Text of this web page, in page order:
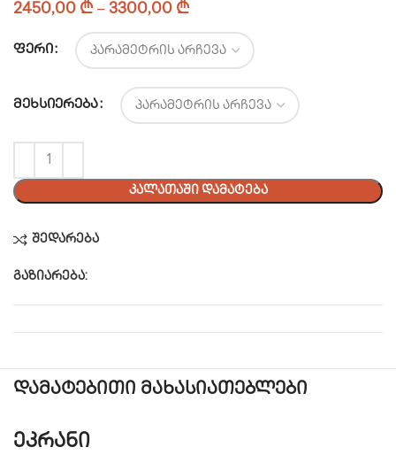
2450,00 ₾ – 3300,00 ₾
ᲤᲔᲠᲘ
ᲛᲔᲮᲡᲘᲔᲠᲔᲑᲐ
ᲙᲐᲚᲐᲗᲐᲨᲘ ᲓᲐᲛᲐᲢᲔᲑᲐ
შედარება
გაზიარება:
დამატებითი მახასიათებლები
ეკრანი